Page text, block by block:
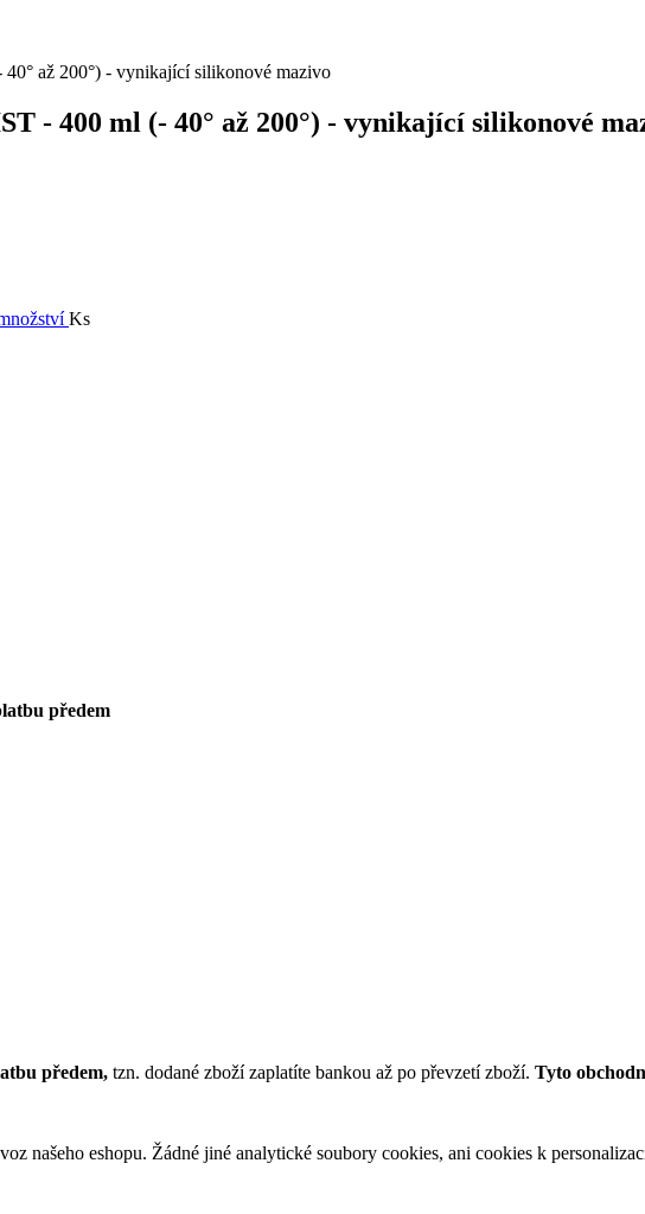
až 200°) - vynikající silikonové mazivo
- 400 ml (- 40° až 200°) - vynikající silikonové
Ks
předem
předem, tzn. dodané zboží zaplatíte bankou až po převzetí zboží. Tyto
našeho eshopu. Žádné jiné analytické soubory cookies, ani cookies k